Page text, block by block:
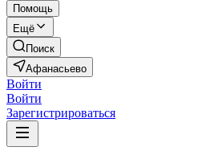
Помощь
Ещё
Поиск
Афанасьево
Войти
Войти
Зарегистрироваться